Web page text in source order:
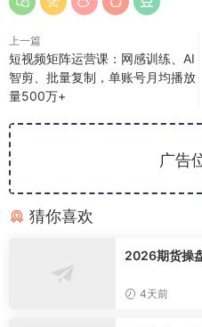
上一篇
短视频矩阵运营课：网感训练、AI
智剪、批量复制，单账号月均播放
量500万+
广告
猜你喜欢
2026期货操
4天前